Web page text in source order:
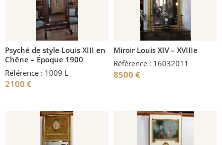
Psyché de style Louis XIII en
Chêne – Époque 1900
Référence : 1009 L
2100 €
Miroir Louis XIV – XVIIIe
Référence : 16032011
8500 €